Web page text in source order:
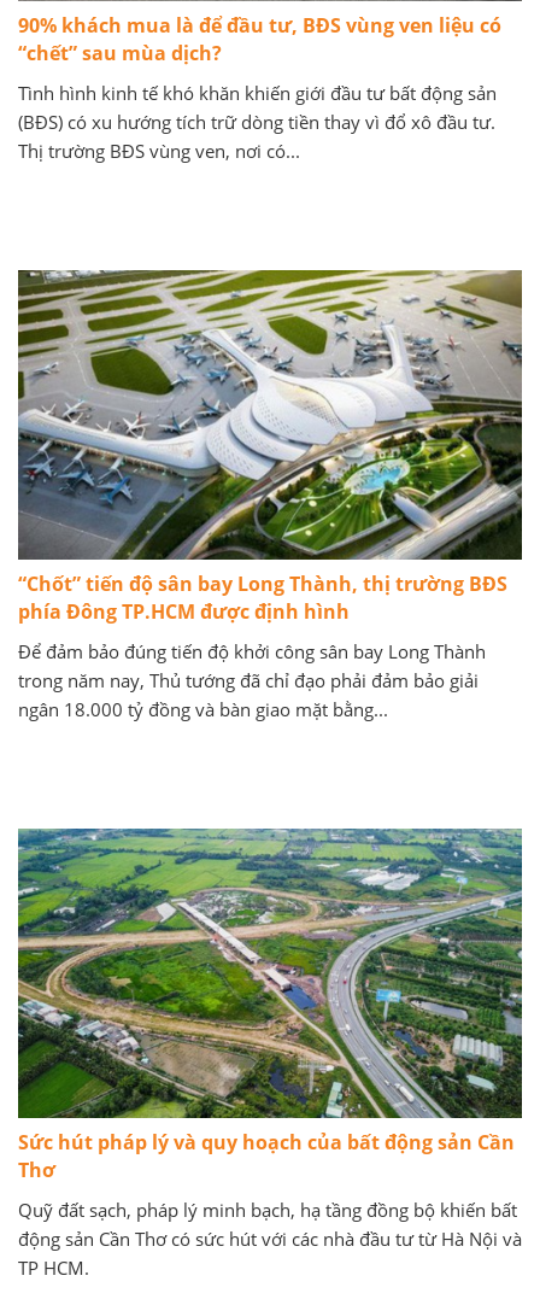
90% khách mua là để đầu tư, BĐS vùng ven liệu có
“chết” sau mùa dịch?
Tình hình kinh tế khó khăn khiến giới đầu tư bất động sản
(BĐS) có xu hướng tích trữ dòng tiền thay vì đổ xô đầu tư.
Thị trường BĐS vùng ven, nơi có...
“Chốt” tiến độ sân bay Long Thành, thị trường BĐS
phía Đông TP.HCM được định hình
Để đảm bảo đúng tiến độ khởi công sân bay Long Thành
trong năm nay, Thủ tướng đã chỉ đạo phải đảm bảo giải
ngân 18.000 tỷ đồng và bàn giao mặt bằng...
Sức hút pháp lý và quy hoạch của bất động sản Cần
Thơ
Quỹ đất sạch, pháp lý minh bạch, hạ tầng đồng bộ khiến bất
động sản Cần Thơ có sức hút với các nhà đầu tư từ Hà Nội và
TP HCM.